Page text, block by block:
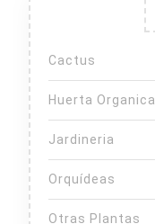
Cactus
Huerta Organica
Jardineria
Orquídeas
Otras Plantas